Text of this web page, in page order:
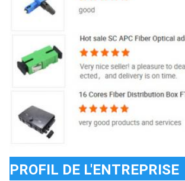
PROFIL DE L'ENTREPRISE